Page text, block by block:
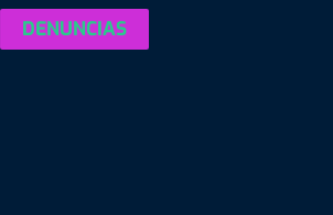
DENUNCIAS